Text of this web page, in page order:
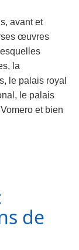
avant et
œuvres
la
le palais royal
le palais
et bien
de